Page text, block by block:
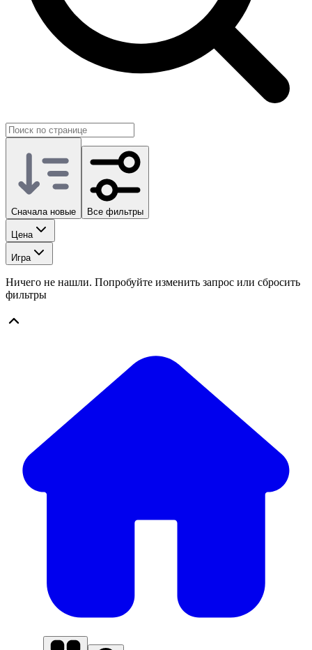
Сначала новые Все фильтры
Цена
Игра
Ничего не нашли. Попробуйте изменить запрос или сбросить
фильтры